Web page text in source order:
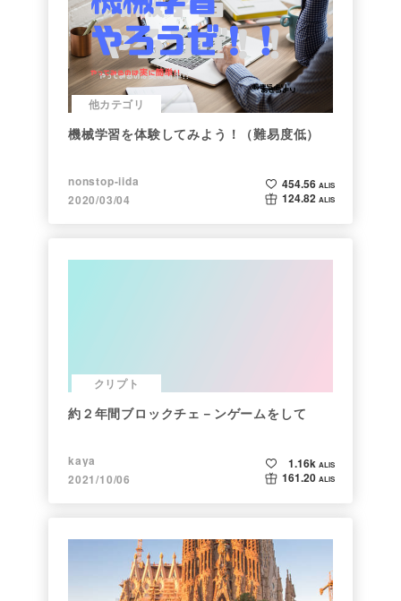
他カテゴリ
機械学習を体験してみよう！（難易度低）
nonstop-iida
2020/03/04
454.56 ALIS
124.82 ALIS
クリプト
約２年間ブロックチェ－ンゲームをして
kaya
2021/10/06
1.16k ALIS
161.20 ALIS